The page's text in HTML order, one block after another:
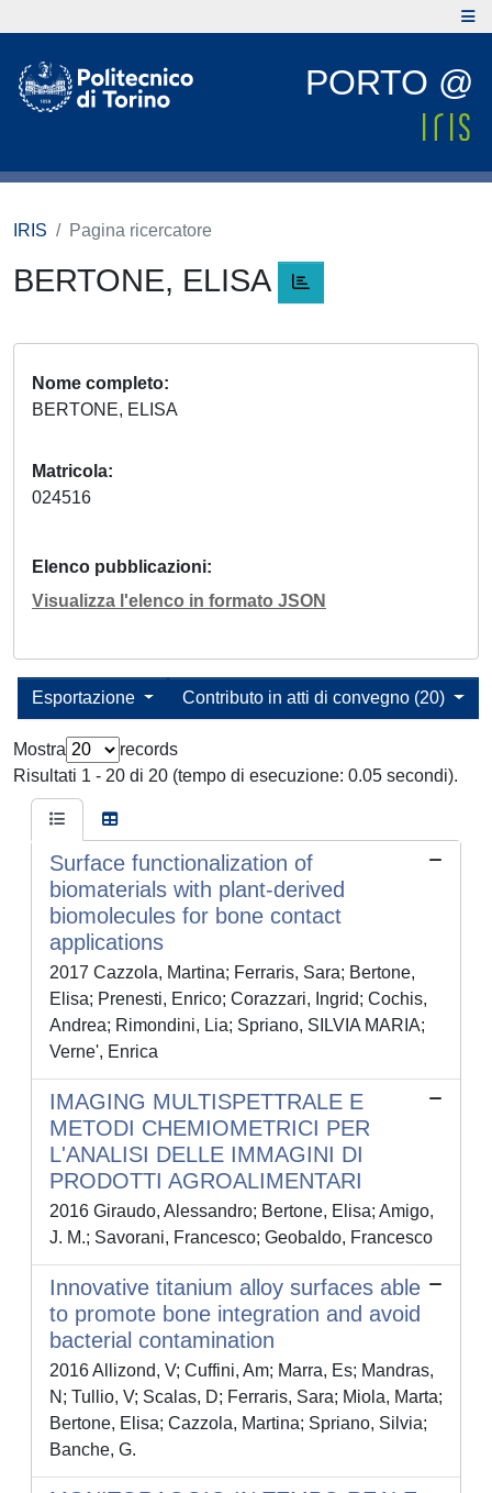
PORTO @
IRIS Pagina ricercatore
BERTONE, ELISA
Nome completo
BERTONE, ELISA
Matricola
024516
Elenco pubblicazioni
Visualizza l'elenco in formato JSON
Contributo in atti di convegno (20)
Esportazione
Mostra
records
Risultati 1 - 20 di 20 (tempo di esecuzione: 0.05 secondi).
Surface functionalization of
biomaterials with plant-derived
biomolecules for bone contact
applications
2017 Cazzola, Martina; Ferraris, Sara; Bertone,
Elisa; Prenesti, Enrico; Corazzari, Ingrid; Cochis,
Andrea; Rimondini, Lia; Spriano, SILVIA MARIA;
Verne', Enrica
IMAGING MULTISPETTRALE E
METODI CHEMIOMETRICI PER
L'ANALISI DELLE IMMAGINI DI
PRODOTTI AGROALIMENTARI
2016 Giraudo, Alessandro; Bertone, Elisa; Amigo,
J. M.; Savorani, Francesco; Geobaldo, Francesco
Innovative titanium alloy surfaces able
to promote bone integration and avoid
bacterial contamination
2016 Allizond, V; Cuffini, Am; Marra, Es; Mandras,
N; Tullio, V; Scalas, D; Ferraris, Sara; Miola, Marta;
Bertone, Elisa; Cazzola, Martina; Spriano, Silvia;
Banche, G.